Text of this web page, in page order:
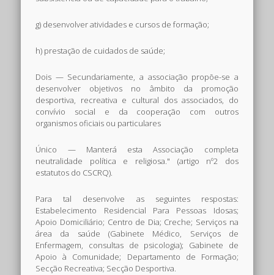
g) desenvolver atividades e cursos de formação;
h) prestação de cuidados de saúde;
Dois — Secundariamente, a associação propõe-se a
desenvolver objetivos no âmbito da promoção
desportiva, recreativa e cultural dos associados, do
convívio social e da cooperação com outros
organismos oficiais ou particulares
Único — Manterá esta Associação completa
neutralidade política e religiosa." (artigo nº2 dos
estatutos do CSCRQ).
Para tal desenvolve as seguintes respostas:
Estabelecimento Residencial Para Pessoas Idosas;
Apoio Domiciliário; Centro de Dia; Creche; Serviços na
área da saúde (Gabinete Médico, Serviços de
Enfermagem, consultas de psicologia); Gabinete de
Apoio à Comunidade; Departamento de Formação;
Secção Recreativa; Secção Desportiva.